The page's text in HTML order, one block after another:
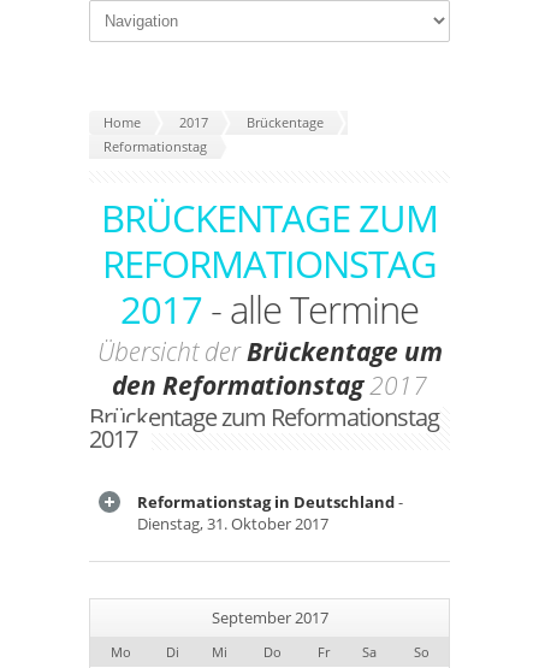
Home 2017
Brückentage
Reformationstag
BRÜCKENTAGE ZUM
REFORMATIONSTAG
2017- alle Termine
Übersicht derBrückentage um
den Reformationstag2017
Brückentage zum Reformationstag
2017
Reformationstag in Deutschland-
Dienstag, 31. Oktober 2017
September 2017
Mo Di Mi Do Fr Sa
So